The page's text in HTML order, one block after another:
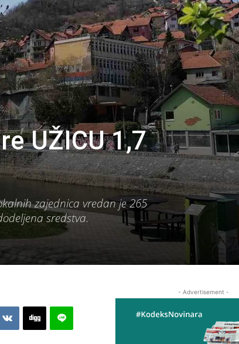
UŽICU 1,7
zajednica vredan je 265
sredstva.
- Advertisement -